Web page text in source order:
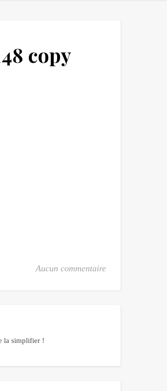
copy
Aucun commentaire
la simplifier !